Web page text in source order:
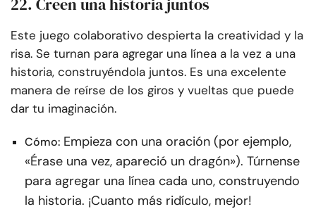
22. Creen una historia juntos
Este juego colaborativo despierta la creatividad y la
risa. Se turnan para agregar una línea a la vez a una
historia, construyéndola juntos. Es una excelente
manera de reírse de los giros y vueltas que puede
dar tu imaginación.
Cómo: Empieza con una oración (por ejemplo,
«Érase una vez, apareció un dragón»). Túrnense
para agregar una línea cada uno, construyendo
la historia. ¡Cuanto más ridículo, mejor!